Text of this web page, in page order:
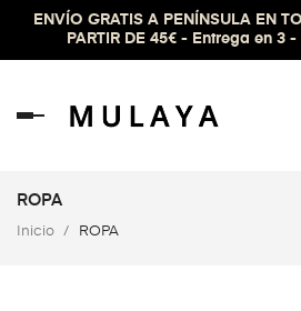
ENVÍO GRATIS A PENÍNSULA EN
PARTIR DE 45€ - Entrega en 3
Navegación
ROPA
Inicio ROPA